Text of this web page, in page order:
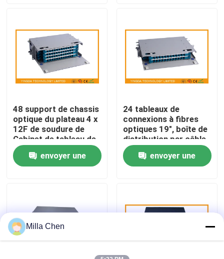
Au sujet de nous
Visite d'usine
Contactez-nous
Nouvelles
Demandez une citation
Box en fibre optique Résiliation
48 support de chassis
optique du plateau 4 x
12F de soudure de
Cabinet de tableau de
connexions de fibre de
noyaux envoyer une
24 tableaux de
connexions à fibres
optiques 19", boîte de
distribution par câble
de Sc avec le matériel
en acier laminé à froid
envoyer une
Milla Chen